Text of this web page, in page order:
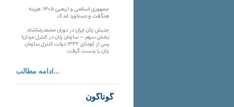
جمهوری اسلامی و اربعین ۱۴۰۵؛ هزینه
هنگفت و دستاورد اندک
جنبش زنان ایران در دوران محمدرضاشاه،
بخش سوم – سازمان زنان در کنترل مردان!
پس از کودتای ۱۳۳۲ دولت کنترل سازمان
زنان را بدست گرفت.
ادامه مطالب...
گوناگون